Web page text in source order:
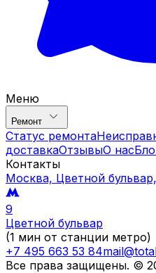
Меню
Ремонт
Статус ремонта
доставкаОтзывыО нас
Контакты
Москва, Цветной
9
Цветной бульвар
(1 мин от станции метро)
+7 495 663 53 84
Все права защищены. ©